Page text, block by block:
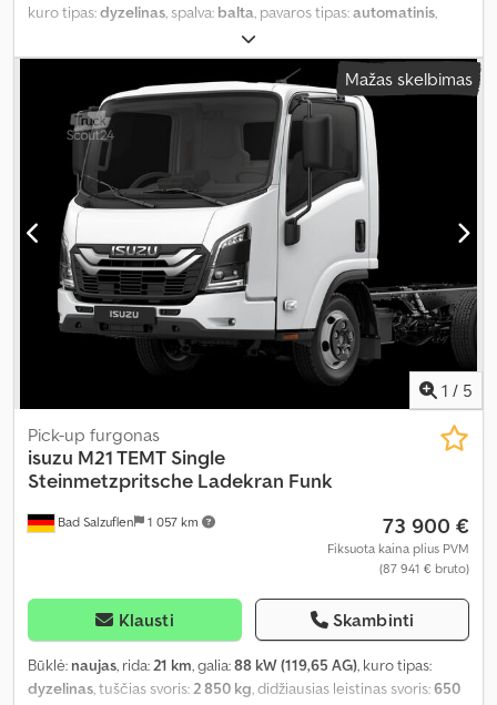
kuro tipas:dyzelinas , spalva: balta , pavaros tipas:automatinis
, sėdimų vietų skaičius:
centrinis užraktas, elektroninė stabilumo programa (ESP), oro
, Mažas skelbimas
1 / 5
Bad Salzuflen 1 057 km
Pick-up furgonas
isuzu M21 TEMT Single
Steinmetzpritsche Ladekran Funk
73 900 €
Fiksuota kaina plius PVM
(87 941 € bruto)
Klausti Skambinti
Būklė: naujas, rida:21 km, galia:88 kW (119,65 AG), kuro tipas:
dyzelinas, tuščias svoris:2 850 kg, didžiausias leistinas svoris:650